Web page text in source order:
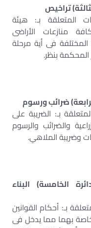
تراخيص
المتعلقة بـ: هيئة
منازعات الأراضى
فى أية مرحلة
بنظر.
ضرائب ورسوم
بـ: الضريبة على
والضرائب والرسوم
وضريبة الملاهي.
الخامسة) البناء
بـ: أحكام القوانين
بهما مما يدخل فى